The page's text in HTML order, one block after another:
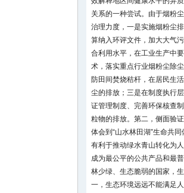
关系的一种尝试。由于烟粉
治理力度，一是实施烟粉尘
算纳入环评文件，加大大气
合利用水平，在工业生产中
术，落实重点行业烟粉尘除
防田间焚烧秸杆，在居民生
尘的排放；三是在制度执行
证管理制度、完善环保核查
粒物的排放。第二，侧面验
体会到“山水林田湖”生命共
有利于推动绿水青山转化为
成为最公平的公共产品和最
林少绿、生态脆弱的国家，
一，生态环境远远不能满足